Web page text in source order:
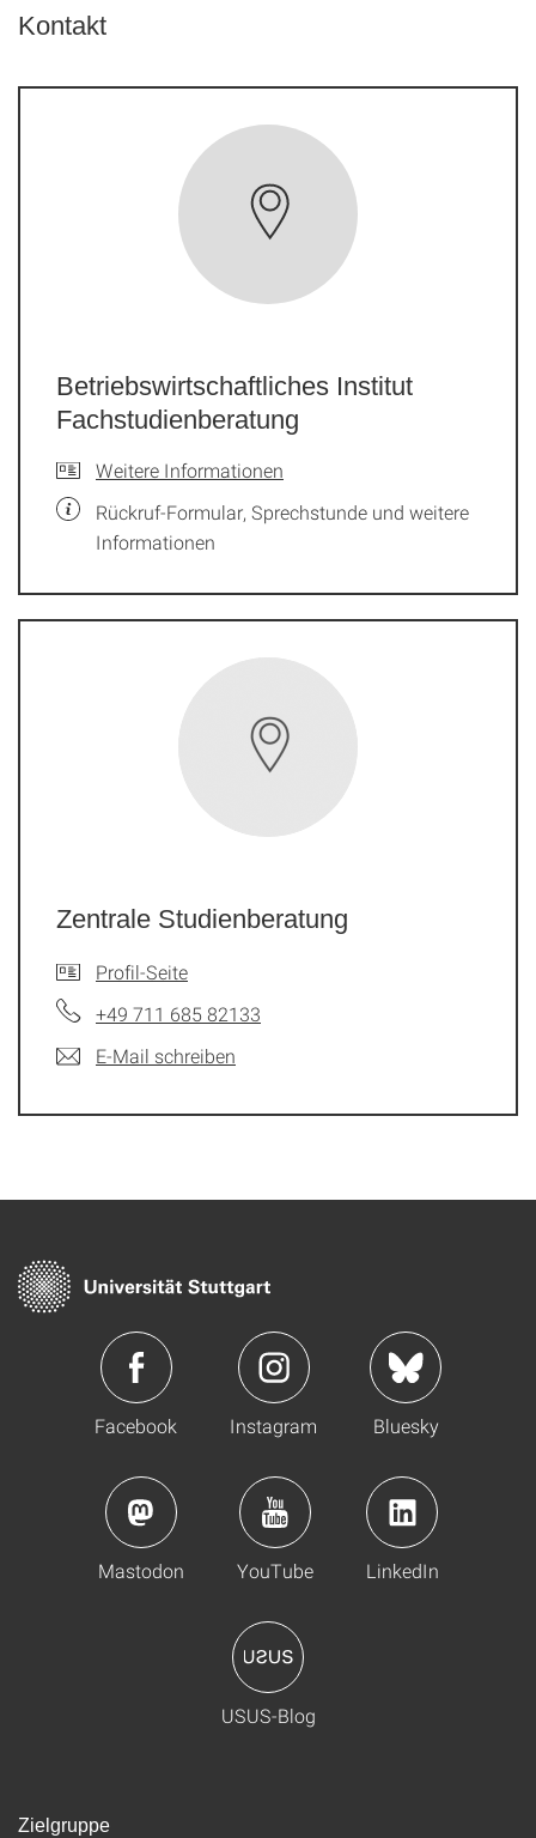
Kontakt
Betriebswirtschaftliches Institut
Fachstudienberatung
Weitere Informationen
Rückruf-Formular, Sprechstunde und weitere
Informationen
Zentrale Studienberatung
Profil-Seite
+49 711 685 82133
E-Mail schreiben
Facebook Instagram Bluesky
Mastodon YouTube LinkedIn
USUS-Blog
Zielgruppe